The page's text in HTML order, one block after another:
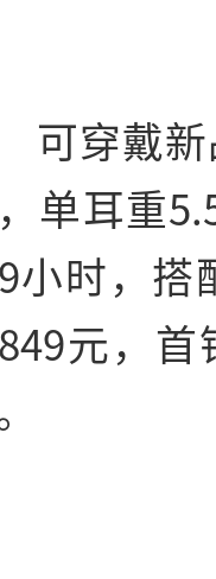
可穿戴
单耳重
小时，搭
元，